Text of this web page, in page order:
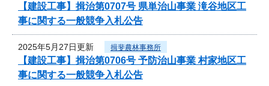
【建設工事】揖治第0707号 県単治山事業 滝谷地区工
事に関する一般競争入札公告
2025年5月27日更新 揖斐農林事務所
【建設工事】揖治第0706号 予防治山事業 村家地区工
事に関する一般競争入札公告